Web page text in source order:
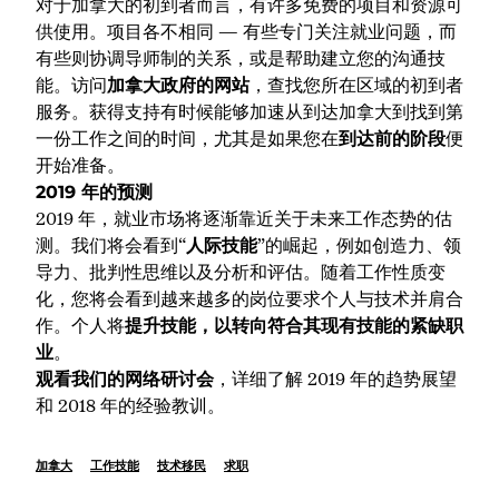
对于加拿大的初到者而言，有许多免费的项目和资源可
供使用。项目各不相同 — 有些专门关注就业问题，而
有些则协调导师制的关系，或是帮助建立您的沟通技
能。访问加拿大政府的网站，查找您所在区域的初到者
服务。获得支持有时候能够加速从到达加拿大到找到第
一份工作之间的时间，尤其是如果您在到达前的阶段便
开始准备。
2019 年的预测
2019 年，就业市场将逐渐靠近关于未来工作态势的估
测。我们将会看到“人际技能”的崛起，例如创造力、领
导力、批判性思维以及分析和评估。随着工作性质变
化，您将会看到越来越多的岗位要求个人与技术并肩合
作。个人将提升技能，以转向符合其现有技能的紧缺职
业。
观看我们的网络研讨会，详细了解 2019 年的趋势展望
和 2018 年的经验教训。
加拿大 工作技能 技术移民 求职